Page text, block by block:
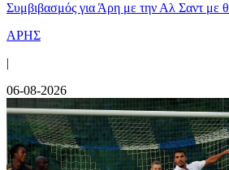
Συμβιβασμός για Άρη με την Αλ Σαντ με
ΑΡΗΣ
|
06-08-2026